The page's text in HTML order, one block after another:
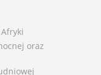
oraz